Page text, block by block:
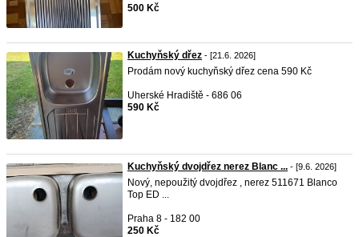
500 Kč
Kuchyňský dřez - [21.6. 2026]
Prodám nový kuchyňský dřez cena 590 Kč
Uherské Hradiště - 686 06
590 Kč
Kuchyňský dvojdřez nerez Blanc ... - [9.6. 2026]
Nový, nepoužitý dvojdřez , nerez 511671 Blanco
Top ED ...
Praha 8 - 182 00
250 Kč